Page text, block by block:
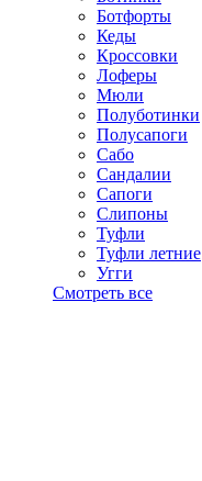
Ботфорты
Кеды
Кроссовки
Лоферы
Мюли
Полуботинки
Полусапоги
Сабо
Сандалии
Сапоги
Слипоны
Туфли
Туфли летние
Угги
Смотреть все